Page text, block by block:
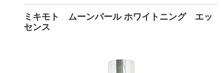
ミキモト ムーンパール ホワイトニング エッ
センス